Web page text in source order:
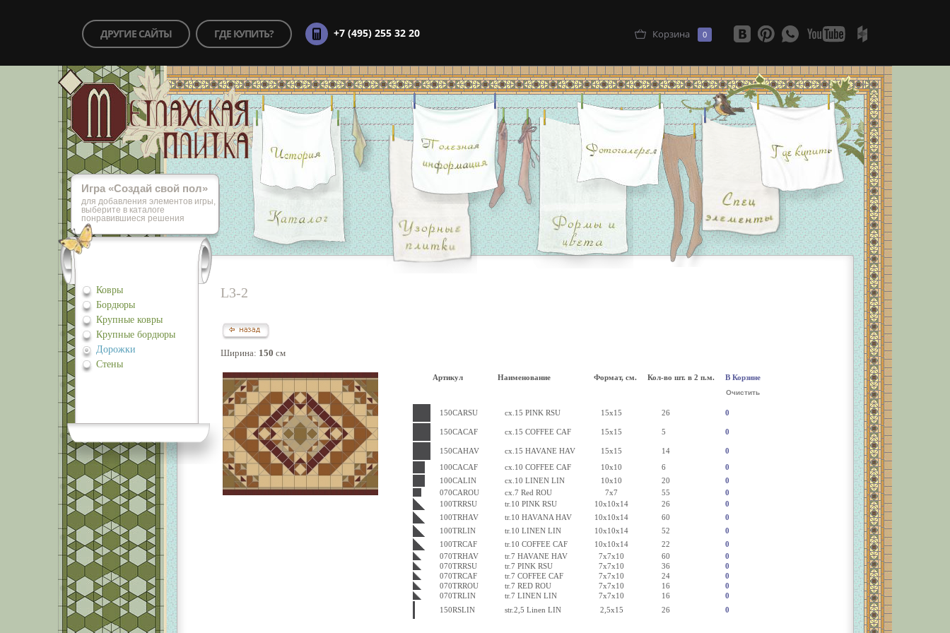
ДРУГИЕ САЙТЫ ГДЕ КУПИТЬ? +7 (495) 255 32 20 Корзина 0
Игра «Cоздай свой пол»
для добавления элементов игры,
выберите в каталоге
понравившиеся решения
Ковры
Бордюры
Крупные ковры
Крупные бордюры
Дорожки
Стены
L3-2
Ширина: 150 cм
Артикул Наименование Формат, см. Кол-во шт. в 2 п.м. В Корзине
Очистить
150CARSU cx.15 PINK RSU 15x15 26 0
150CACAF cx.15 COFFEE CAF 15x15 5 0
150CAHAV cx.15 HAVANE HAV 15x15 14
0
100CACAF
cx.10 COFFEE CAF 10x10 6
0
100CALIN
cx.10 LINEN LIN 10x10 20
0
070CAROU
cx.7 Red ROU 7x7 55
0
100TRRSU
tr.10 PINK RSU 10x10x14 26
0
100TRHAV
tr.10 HAVANA HAV 10x10x14 60
0
100TRLIN
tr.10 LINEN LIN 10x10x14 52
0
100TRCAF
tr.10 COFFEE CAF 10x10x14 22
0
070TRHAV
tr.7 HAVANE HAV 7x7x10 60
0
070TRRSU
tr.7 PINK RSU 7x7x10 36
0
070TRCAF
tr.7 COFFEE CAF 7x7x10 24
0
070TRROU
tr.7 RED ROU 7x7x10 16
0
070TRLIN
tr.7 LINEN LIN 7x7x10 16
0
150RSLIN
str.2,5 Linen LIN 2,5x15 26 0